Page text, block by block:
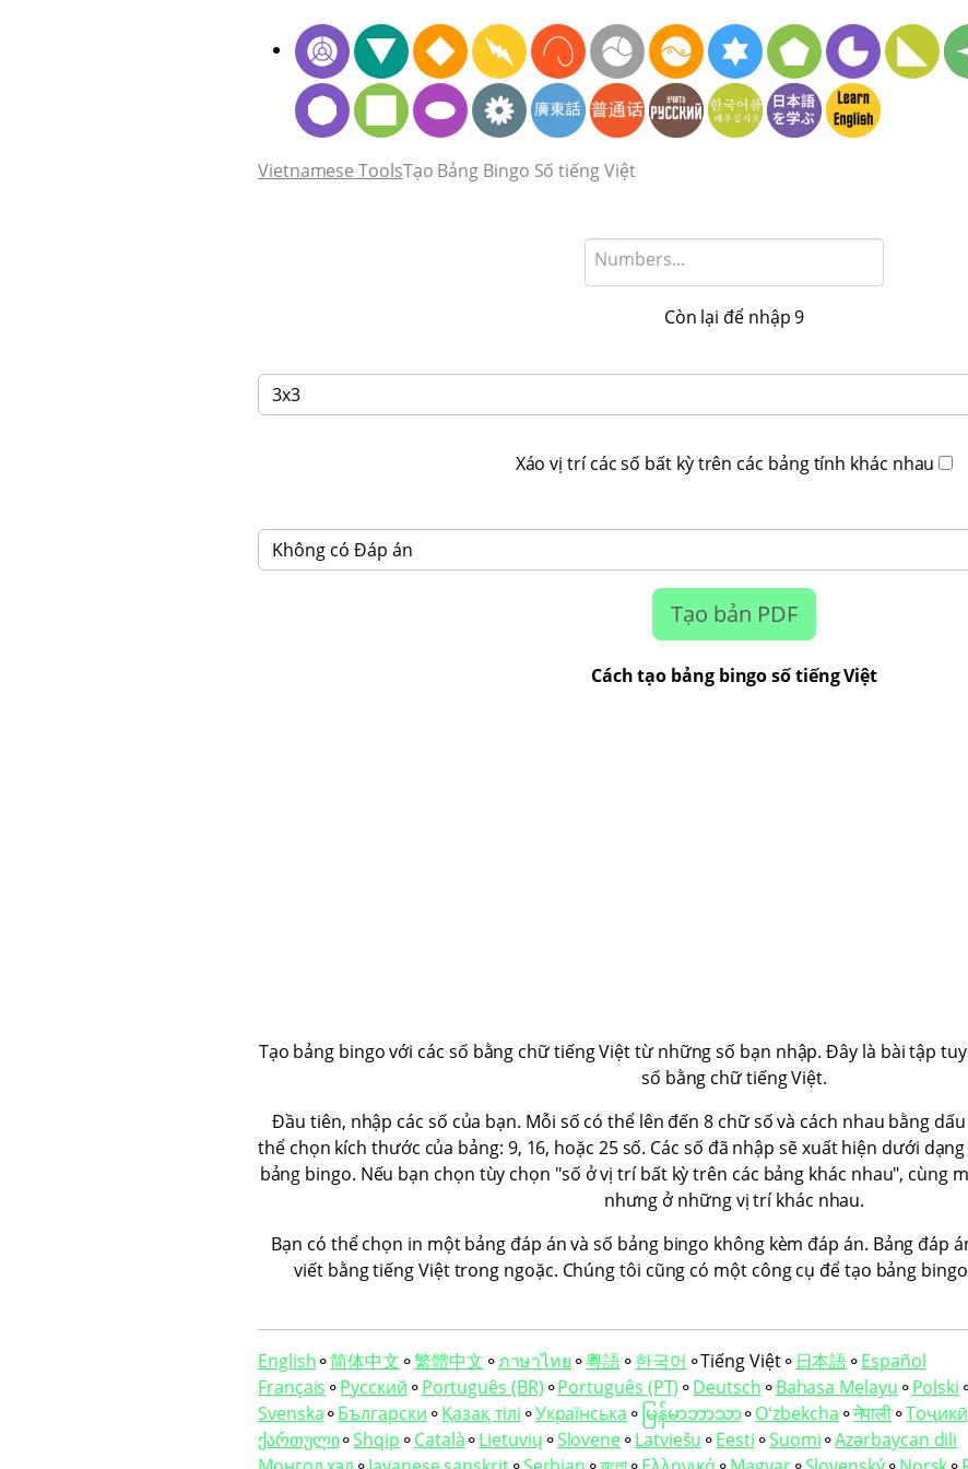
Vietnamese ToolsTạo Bảng Bingo Số tiếng Việt
Còn lại để nhập9
Xáo vị trí các số bất kỳ trên các bảng tính khác nhau
Tạo bản PDF
Cách tạo bảng bingo số tiếng Việt
Tạo bảng bingo với các số bằng chữ tiếng Việt từ những số bạn nhập. Đây là bài tập
số bằng chữ tiếng Việt.
Đầu tiên, nhập các số của bạn. Mỗi số có thể lên đến 8 chữ số và cách nhau bằng
thể chọn kích thước của bảng: 9, 16, hoặc 25 số. Các số đã nhập sẽ xuất hiện dưới
bảng bingo. Nếu bạn chọn tùy chọn "số ở vị trí bất kỳ trên các bảng khác nhau", cùng
nhưng ở những vị trí khác nhau.
Bạn có thể chọn in một bảng đáp án và số bảng bingo không kèm đáp án. Bảng đáp
viết bằng tiếng Việt trong ngoặc. Chúng tôi cũng có một công cụ để tạo bảng
English⚬简体中文 ⚬繁體中文 ⚬ภาษาไทย ⚬粵語⚬한국어 ⚬Tiếng Việt⚬ 日本語⚬Español
Français ⚬Русский ⚬Português (BR) ⚬Português (PT) ⚬Deutsch ⚬Bahasa Melayu ⚬Polski
Svenska⚬Български ⚬Қазақ тілі ⚬Українська ⚬ မြန်မာဘာသာ⚬Oʻzbekcha ⚬नेपाली⚬Тоҷикӣ
ქართული⚬Shqip ⚬Català⚬Lietuvių ⚬Slovene⚬Latviešu ⚬Eesti ⚬Suomi⚬Azərbaycan dili